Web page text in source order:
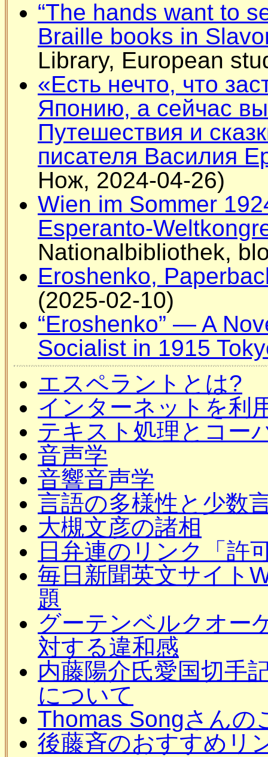
“The hands want to
Braille books in
Library, European
«Есть нечто, что
Японию, а сейчас
Путешествия и
писателя Василия
Нож, 2024-04-26)
Wien im Sommer
Esperanto-
Nationalbibliothek,
Eroshenko,
(2025-02-10)
“Eroshenko” — A
Socialist in 1915
エスペラントとは?
インターネットを利
テキスト処理とコー
音声学
音響音声学
言語の多様性と少数
大槻文彦の諸相
日弁連のリンク「許
毎日新聞英文サイト
題
グーテンベルクオー
対する違和感
内藤陽介氏愛国切手
について
Thomas Songさんの
後藤斉のおすすめリ